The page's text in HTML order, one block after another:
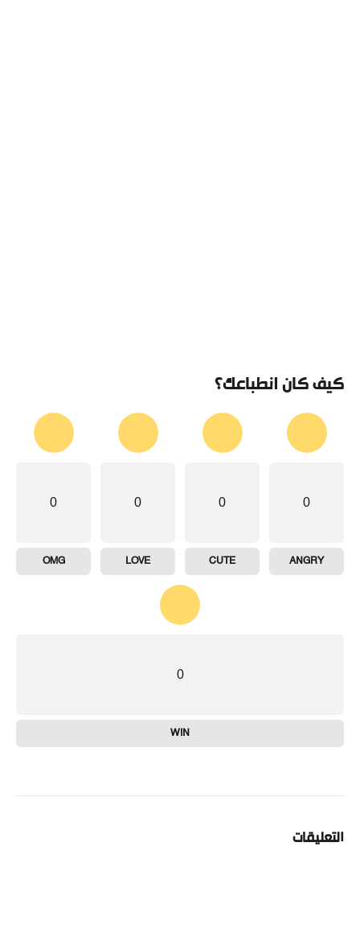
كيف كان انطباعك؟
0
ANGRY
0
CUTE
0
LOVE
0
OMG
0
WIN
التعليقات